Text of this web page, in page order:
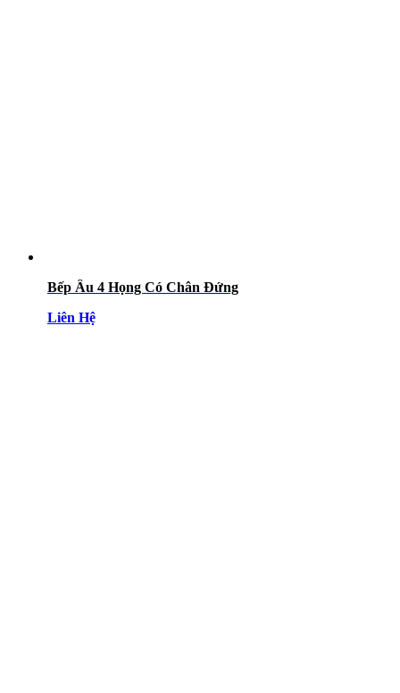
Bếp Âu 4 Họng Có Chân Đứng
Liên Hệ